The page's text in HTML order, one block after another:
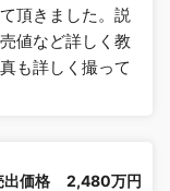
頂きました。説
値など詳しく教
も詳しく撮って
出価格 2,480万円